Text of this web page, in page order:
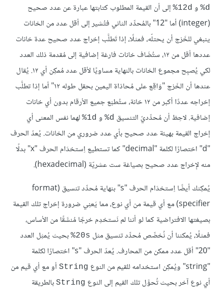
‎%d و ‎%12d إلى أن القيمة المطلوب كتابتها عبارة عن عدد صحيح
(integer) أما "12" بالمُحدِّد الثاني فتُشير إلى أقل عدد من الخانات
ينبغي للخَرْج أن يحتلّه، فمثلًا، إذا تَطلَّب إخراج عدد صحيح عدة خانات
عددها أقل من ١٢، ستُضَاف خانات فارغة إضافية إلى مُقدمة ذلك العدد
لكي يُصبِح مجموع الخانات بالنهاية مساويًا لأقل عدد مُمكِن أي ١٢. يُقال
عندها أن الخَرْج "وَاقِع على مُحاذاة اليمين بحقل طوله ١٢" أما إذا تطلَّب
إخراجه عددًا أكبر من ١٢ خانة، ستُطبَع جميع الأرقام بدون أي خانات
إضافية. لاحِظ أن مُحدِّديّ التنسيق ‎%d و ‎%1d لهما نفس المعنى أي
إخراج القيمة بهيئة عدد صحيح بأي عدد ضروري من الخانات. يُعدّ الحرف
"d" اختصارًا لكلمة "decimal" كما تستطيع اِستخدَام الحرف "x" بدلًا
منه لإِخراج عدد صحيح بصياغة ست عشريّة (hexadecimal).
يُمكِنك أيضًا اِستخدَام الحرف "s" بنهاية مُحدِّد تنسيق (format
specifier) مع أي قيمة من أي نوع، مما يَعنِي ضرورة إخراج تلك القيمة
بصيغتها الافتراضية كما لو أننا لم نَستخدِم خرجًا مُنسَّقًا من الأساس،
فمثلًا، يُمكننا أن نُخصِّص مُحدِّد تنسيق مثل ‎%20s بحيث يُمثِل العدد
"20" أقل عدد ممكن من المحارف. يُعدّ الحرف "s" اختصارًا لكلمة
"string" ويُمكِن استخدامه للقيم من النوع
String أو مع أي قيم من
أي نوع آخر بحيث تُحوَّل تلك القيم إلى النوع String بالطريقة